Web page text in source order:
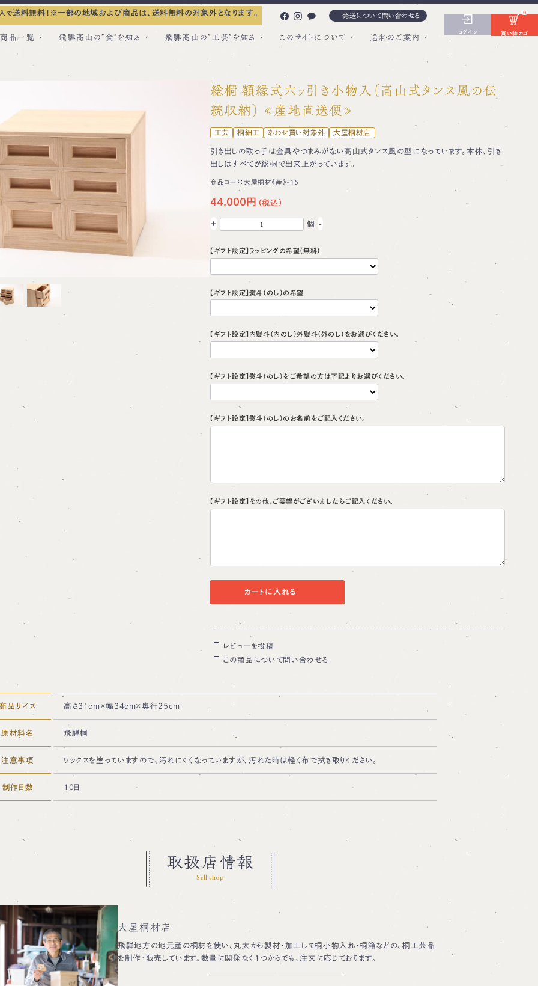
で送料無料！ ※一部の地域および商品は、送料無料の対象外となります。 発送について問い合わせる
品一覧 飛騨高山の”食”を知る 飛騨高山の”工芸”を知る このサイトについて 送料のご案内
ログイン 買い物カゴ
0
総桐 額縁式六ッ引き小物入（高山式タンス風の伝
統収納） ≪産地直送便≫
工芸 桐細工 あわせ買い対象外 大屋桐材店
引き出しの取っ手は金具やつまみがない高山式タンス風の型になっています。本体、引き
出しはすべてが総桐で出来上がっています。
商品コード：大屋桐材《産》-16
44,000円
+ 個 -
【ギフト設定】ラッピングの希望（無料）
【ギフト設定】熨斗（のし）の希望
【ギフト設定】内熨斗（内のし）外熨斗（外のし）をお選びください。
【ギフト設定】熨斗（のし）をご希望の方は下記よりお選びください。
【ギフト設定】熨斗（のし）のお名前をご記入ください。
【ギフト設定】その他、ご要望がございましたらご記入ください。
カートに入れる
レビューを投稿
この商品について問い合わせる
品サイズ 高さ31cm×幅34cm×奥行25cm
原材料名 飛騨桐
注意事項 ワックスを塗っていますので、汚れにくくなっていますが、汚れた時は軽く布で拭き取りください。
制作日数 10日
取扱店情報
Sell shop
大屋桐材店
飛騨地方の地元産の桐材を使い、丸太から製材・加工して桐小物入れ・桐箱などの、桐工芸品
を制作・販売しています。数量に関係なく1つからでも、注文に応じております。